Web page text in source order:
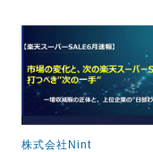
株式会社Nint